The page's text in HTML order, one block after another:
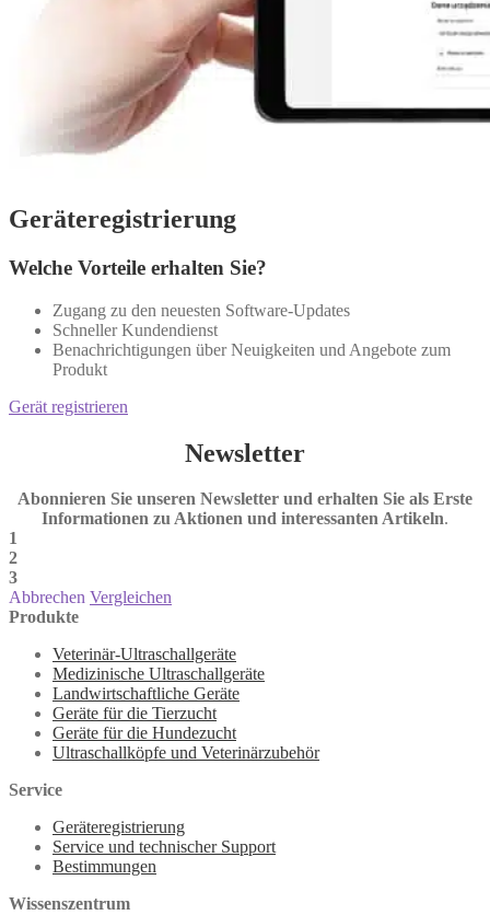
Geräteregistrierung
Welche Vorteile erhalten Sie?
Zugang zu den neuesten Software-Updates
Schneller Kundendienst
Benachrichtigungen über Neuigkeiten und Angebote zum
Produkt
Gerät registrieren
Newsletter
Abonnieren Sie unseren Newsletter und erhalten Sie als Erste
Informationen zu Aktionen und interessanten Artikeln.
1
2
3
Abbrechen Vergleichen
Produkte
Veterinär-Ultraschallgeräte
Medizinische Ultraschallgeräte
Landwirtschaftliche Geräte
Geräte für die Tierzucht
Geräte für die Hundezucht
Ultraschallköpfe und Veterinärzubehör
Service
Geräteregistrierung
Service und technischer Support
Bestimmungen
Wissenszentrum